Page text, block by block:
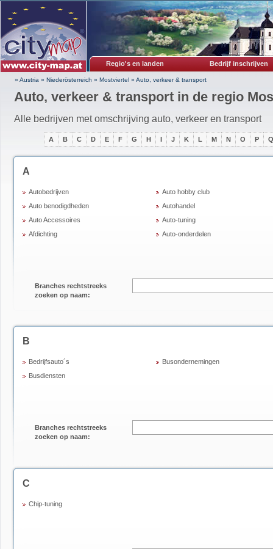
Regio's en landen Bedrijf inschrijven
» Austria » Niederösterreich » Mostviertel » Auto, verkeer & transport
Auto, verkeer & transport in de regio
Alle bedrijven met omschrijving auto, verkeer en transport
A B C D E F G H I J K L M N O P Q
A
Autobedrijven
Auto benodigdheden
Auto Accessoires
Afdichting
Auto hobby club
Autohandel
Auto-tuning
Auto-onderdelen
Branches rechtstreeks
zoeken op naam:
B
Bedrijfsauto´s
Busdiensten
Busondernemingen
Branches rechtstreeks
zoeken op naam:
C
Chip-tuning